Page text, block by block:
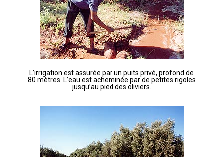
L’irrigation est assurée par un puits privé, profond de
80 mètres. L’eau est acheminée par de petites rigoles
jusqu’au pied des oliviers.